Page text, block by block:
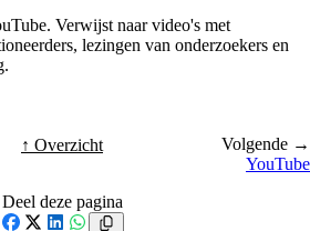
Verwijst naar video's met
lezingen van onderzoekers en
↑ Overzicht
Volgende →
YouTube
Deel deze pagina